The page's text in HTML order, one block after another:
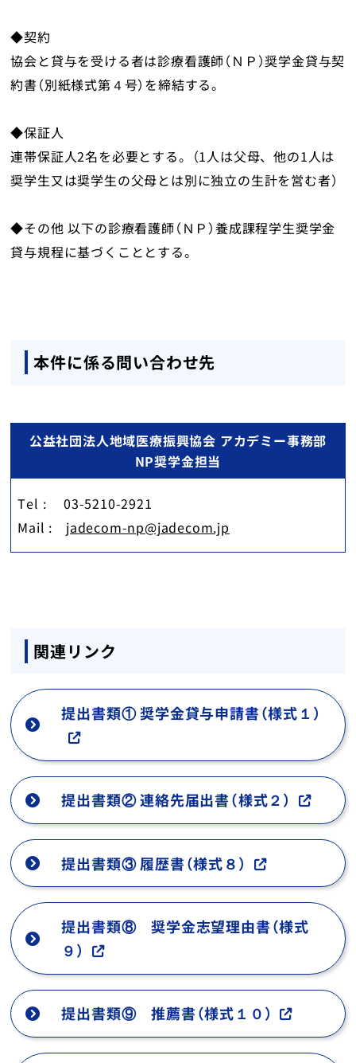
◆契約
協会と貸与を受ける者は診療看護師（ＮＰ）奨学金貸与契
約書（別紙様式第４号）を締結する。
◆保証人
連帯保証人2名を必要とする。（1人は父母、他の1人は
奨学生又は奨学生の父母とは別に独立の生計を営む者）
◆その他 以下の診療看護師（ＮＰ）養成課程学生奨学金
貸与規程に基づくこととする。
本件に係る問い合わせ先
公益社団法人地域医療振興協会 アカデミー事務部
NP奨学金担当
Tel : 03-5210-2921
Mail : jadecom-np@jadecom.jp
関連リンク
提出書類① 奨学金貸与申請書（様式１）
提出書類② 連絡先届出書（様式２）
提出書類③ 履歴書（様式８）
提出書類⑧ 奨学金志望理由書（様式
９）
提出書類⑨ 推薦書（様式１０）